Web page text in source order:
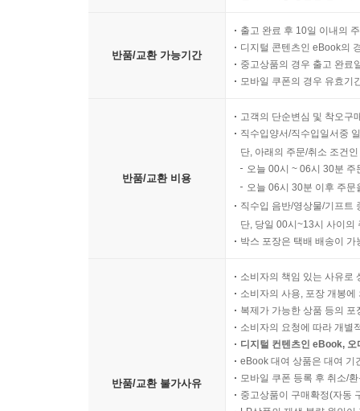
반품/교환 가능기간
출고 완료 후 10일 이내의
디지털 콘텐츠인 eBook의
중고상품의 경우 출고 완료
모바일 쿠폰의 경우 유효기
반품/교환 비용
고객의 단순변심 및 착오구
직수입양서/직수입일서중
단, 아래의 주문/취소 조건
오늘 00시 ~ 06시 30분
오늘 06시 30분 이후 주
직수입 음반/영상물/기프트
단, 당일 00시~13시 사이의
박스 포장은 택배 배송이
반품/교환 불가사유
소비자의 책임 있는 사유로
소비자의 사용, 포장 개봉
복제가 가능한 상품 등의
소비자의 요청에 따라 개별
디지털 컨텐츠인 eBook,
eBook 대여 상품은 대여 기
모바일 쿠폰 등록 후 취소/
중고상품이 구매확정(자동